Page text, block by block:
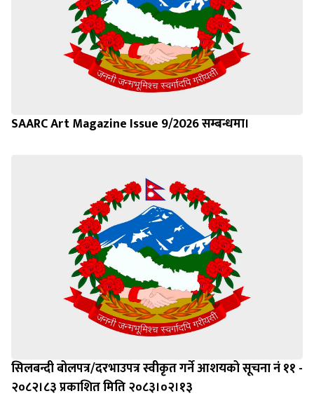
SAARC Art Magazine Issue 9/2026 सम्बन्धमा।
सिलबन्दी बोलपत्र/दरभाउपत्र स्वीकृत गर्ने आशयको सूचना नं ११ -
२०८२।८३ प्रकाशित मिति २०८३।०२।१३